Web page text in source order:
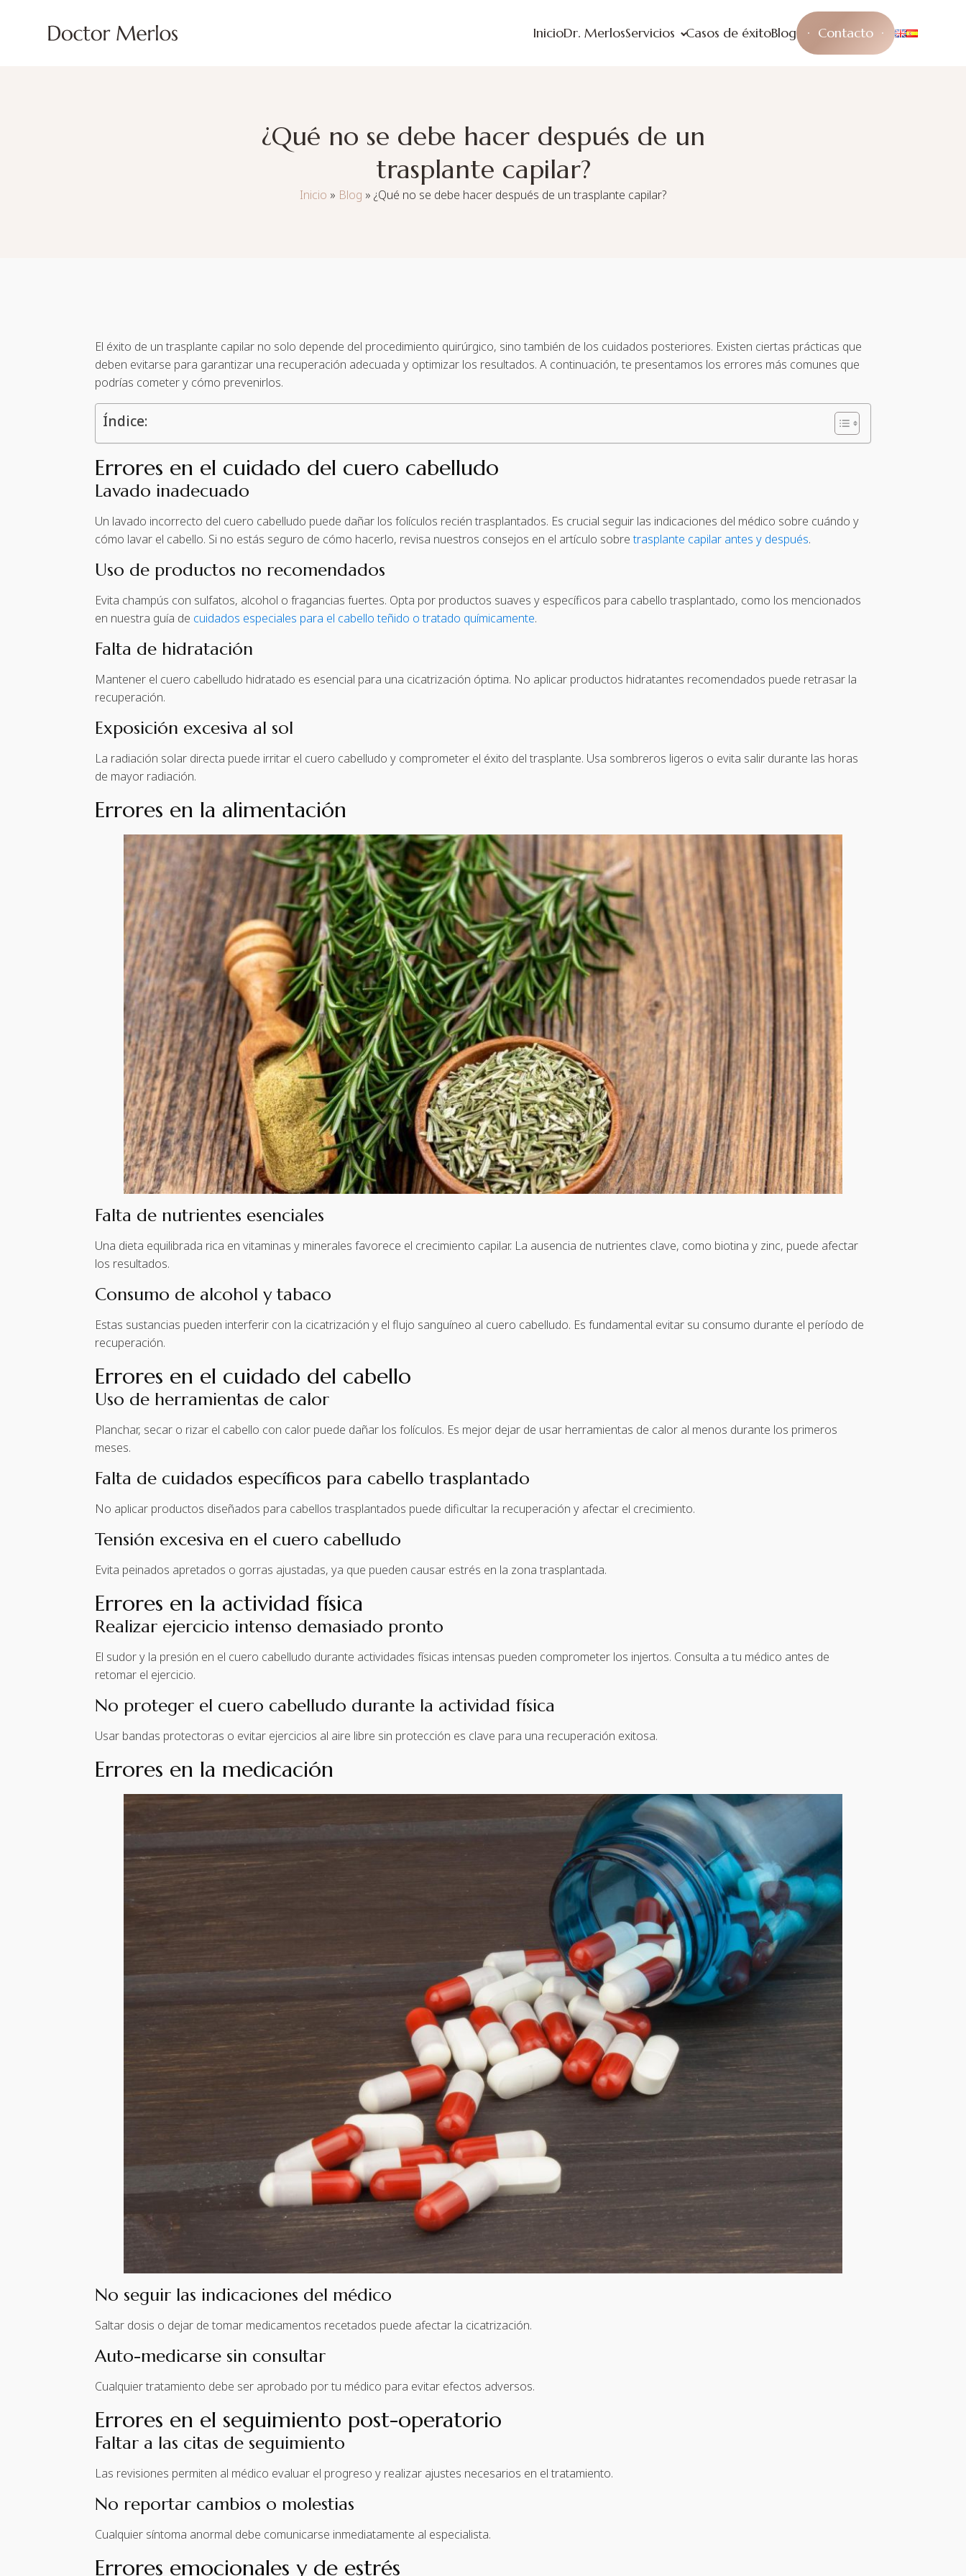
InicioDr. MerlosServicios Casos de éxitoBlog Contacto
¿Qué no se debe hacer después de un
trasplante capilar?
Inicio » Blog » ¿Qué no se debe hacer después de un trasplante capilar?
El éxito de un trasplante capilar no solo depende del procedimiento quirúrgico, sino también de los cuidados posteriores. Existen ciertas prácticas que
deben evitarse para garantizar una recuperación adecuada y optimizar los resultados. A continuación, te presentamos los errores más comunes que
podrías cometer y cómo prevenirlos.
Índice:
Errores en el cuidado del cuero cabelludo
Lavado inadecuado
Un lavado incorrecto del cuero cabelludo puede dañar los folículos recién trasplantados. Es crucial seguir las indicaciones del médico sobre cuándo y
cómo lavar el cabello. Si no estás seguro de cómo hacerlo, revisa nuestros consejos en el artículo sobretrasplante capilar antes y después.
Uso de productos no recomendados
Evita champús con sulfatos, alcohol o fragancias fuertes. Opta por productos suaves y específicos para cabello trasplantado, como los mencionados
en nuestra guía de cuidados especiales para el cabello teñido o tratado químicamente.
Falta de hidratación
Mantener el cuero cabelludo hidratado es esencial para una cicatrización óptima. No aplicar productos hidratantes recomendados puede retrasar la
recuperación.
Exposición excesiva al sol
La radiación solar directa puede irritar el cuero cabelludo y comprometer el éxito del trasplante. Usa sombreros ligeros o evita salir durante las horas
de mayor radiación.
Errores en la alimentación
Falta de nutrientes esenciales
Una dieta equilibrada rica en vitaminas y minerales favorece el crecimiento capilar. La ausencia de nutrientes clave, como biotina y zinc, puede afectar
los resultados.
Consumo de alcohol y tabaco
Estas sustancias pueden interferir con la cicatrización y el flujo sanguíneo al cuero cabelludo. Es fundamental evitar su consumo durante el período de
recuperación.
Errores en el cuidado del cabello
Uso de herramientas de calor
Planchar, secar o rizar el cabello con calor puede dañar los folículos. Es mejor dejar de usar herramientas de calor al menos durante los primeros
meses.
Falta de cuidados específicos para cabello trasplantado
No aplicar productos diseñados para cabellos trasplantados puede dificultar la recuperación y afectar el crecimiento.
Tensión excesiva en el cuero cabelludo
Evita peinados apretados o gorras ajustadas, ya que pueden causar estrés en la zona trasplantada.
Errores en la actividad física
Realizar ejercicio intenso demasiado pronto
El sudor y la presión en el cuero cabelludo durante actividades físicas intensas pueden comprometer los injertos. Consulta a tu médico antes de
retomar el ejercicio.
No proteger el cuero cabelludo durante la actividad física
Usar bandas protectoras o evitar ejercicios al aire libre sin protección es clave para una recuperación exitosa.
Errores en la medicación
No seguir las indicaciones del médico
Saltar dosis o dejar de tomar medicamentos recetados puede afectar la cicatrización.
Auto-medicarse sin consultar
Cualquier tratamiento debe ser aprobado por tu médico para evitar efectos adversos.
Errores en el seguimiento post-operatorio
Faltar a las citas de seguimiento
Las revisiones permiten al médico evaluar el progreso y realizar ajustes necesarios en el tratamiento.
No reportar cambios o molestias
Cualquier síntoma anormal debe comunicarse inmediatamente al especialista.
Errores emocionales y de estrés